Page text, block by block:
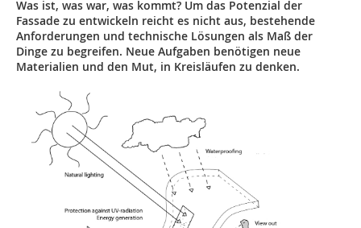
Was ist, was war, was kommt? Um das Potenzial der
Fassade zu entwickeln reicht es nicht aus, bestehende
Anforderungen und technische Lösungen als Maß der
Dinge zu begreifen. Neue Aufgaben benötigen neue
Materialien und den Mut, in Kreisläufen zu denken.